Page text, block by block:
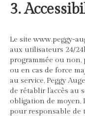
3.
Le site www.peggy-
aux utilisateurs 24/
programmée ou non,
ou en cas de force
au service, Peggy
de rétablir l’accès au
obligation de moyen,
pour responsable de